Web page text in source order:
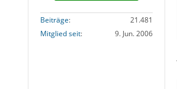
Beiträge
21.481
Mitglied seit
9. Jun. 2006